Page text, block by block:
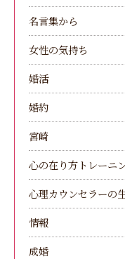
名言集から
女性の気持ち
婚活
婚約
宮崎
心の在り方トレーニ
心理カウンセラーの
情報
成婚